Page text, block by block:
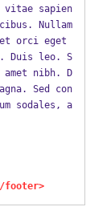
vitae sapien
Nullam
orci eget
Duis leo. S
nibh. D
Sed con
sodales, a
footer>